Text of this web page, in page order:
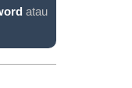
atau